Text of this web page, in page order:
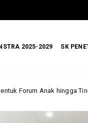
2025-2029 SK
Desa Dinas Sosial